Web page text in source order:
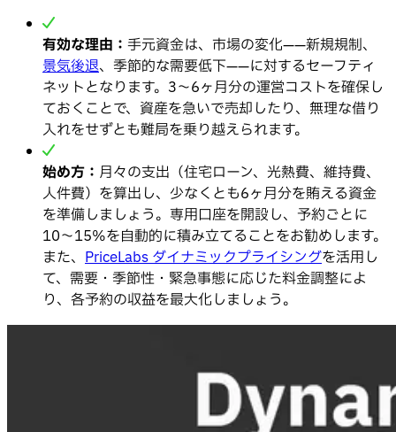
有効な理由： 手元資金は、市場の変化——新規規制、
景気後退、季節的な需要低下——に対するセーフティ
ネットとなります。3〜6ヶ月分の運営コストを確保し
ておくことで、資産を急いで売却したり、無理な借り
入れをせずとも難局を乗り越えられます。
始め方： 月々の支出（住宅ローン、光熱費、維持費、
人件費）を算出し、少なくとも6ヶ月分を賄える資金
を準備しましょう。専用口座を開設し、予約ごとに
10〜15%を自動的に積み立てることをお勧めします。
また、 PriceLabs ダイナミックプライシングを活用し
て、需要・季節性・緊急事態に応じた料金調整によ
り、各予約の収益を最大化しましょう。